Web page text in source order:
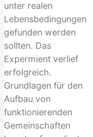
unter realen
Lebensbedingungen
gefunden werden
sollten. Das
Expermient verlief
erfolgreich.
Grundlagen für den
Aufbau von
funktionierenden
Gemeinschaften